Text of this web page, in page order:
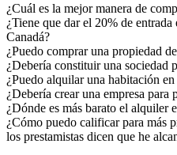
¿Cuál es la mejor manera de
¿Tiene que dar el 20% de
Canadá?
¿Puedo comprar una propiedad
¿Debería constituir una sociedad
¿Puedo alquilar una habitación
¿Debería crear una empresa para
¿Dónde es más barato el alquiler
¿Cómo puedo calificar para más
los prestamistas dicen que he